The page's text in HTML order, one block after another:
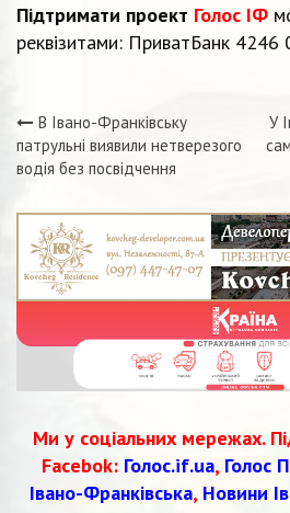
Підтримати проект Голос ІФ
реквізитами: ПриватБанк
Навігація
В Івано-Франківську
патрульні виявили нетверезого
водія без посвідчення
У
Ми у соціальних мережах.
Facebok: Голос.if.ua, Голос
Івано-Франківська, Новини